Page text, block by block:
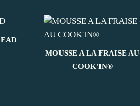
MOUSSE A LA FRAISE AU
COOK'IN®